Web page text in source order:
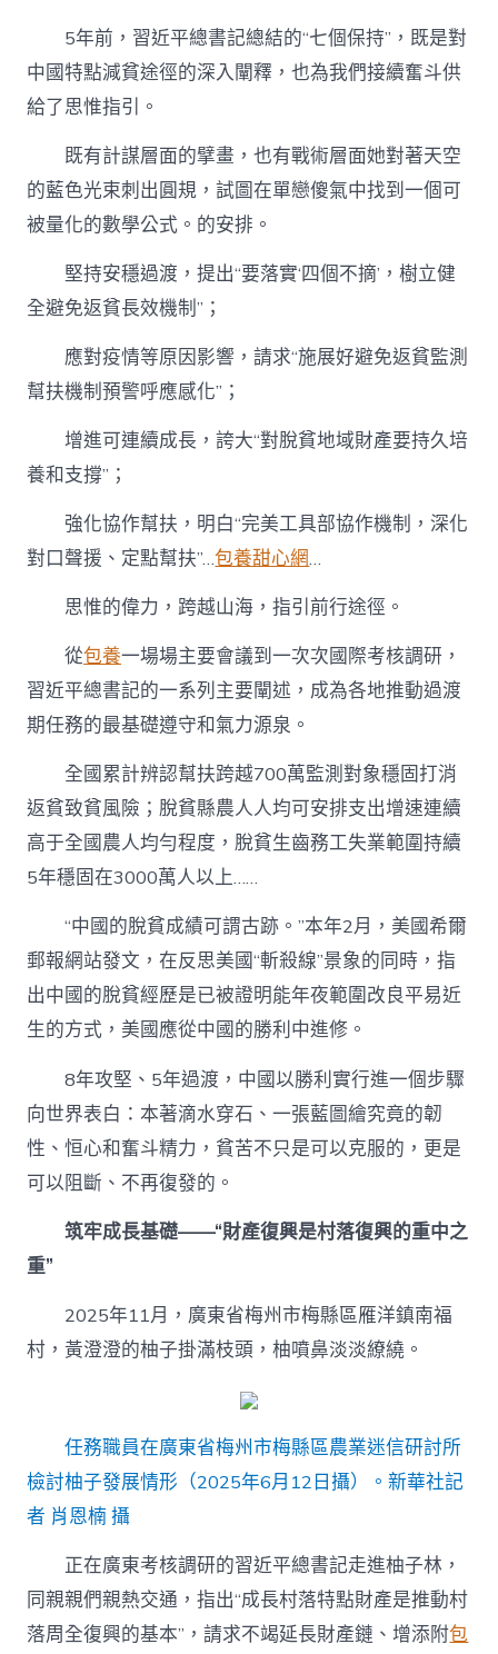
5年前，習近平總書記總結的“七個保持”，既是對
中國特點減貧途徑的深入闡釋，也為我們接續奮斗供
給了思惟指引。
既有計謀層面的擘畫，也有戰術層面她對著天空
的藍色光束刺出圓規，試圖在單戀傻氣中找到一個可
被量化的數學公式。的安排。
堅持安穩過渡，提出“要落實‘四個不摘’，樹立健
全避免返貧長效機制”；
應對疫情等原因影響，請求“施展好避免返貧監測
幫扶機制預警呼應感化”；
增進可連續成長，誇大“對脫貧地域財產要持久培
養和支撐”；
強化協作幫扶，明白“完美工具部協作機制，深化
對口聲援、定點幫扶”…包養甜心網…
思惟的偉力，跨越山海，指引前行途徑。
從包養一場場主要會議到一次次國際考核調研，
習近平總書記的一系列主要闡述，成為各地推動過渡
期任務的最基礎遵守和氣力源泉。
全國累計辨認幫扶跨越700萬監測對象穩固打消
返貧致貧風險；脫貧縣農人人均可安排支出增速連續
高于全國農人均勻程度，脫貧生齒務工失業範圍持續
5年穩固在3000萬人以上……
“中國的脫貧成績可謂古跡。”本年2月，美國希爾
郵報網站發文，在反思美國“斬殺線”景象的同時，指
出中國的脫貧經歷是已被證明能年夜範圍改良平易近
生的方式，美國應從中國的勝利中進修。
8年攻堅、5年過渡，中國以勝利實行進一個步驟
向世界表白：本著滴水穿石、一張藍圖繪究竟的韌
性、恒心和奮斗精力，貧苦不只是可以克服的，更是
可以阻斷、不再復發的。
筑牢成長基礎——“財產復興是村落復興的重中之
重”
2025年11月，廣東省梅州市梅縣區雁洋鎮南福
村，黃澄澄的柚子掛滿枝頭，柚噴鼻淡淡繚繞。
任務職員在廣東省梅州市梅縣區農業迷信研討所
檢討柚子發展情形（2025年6月12日攝）。新華社記
者 肖恩楠 攝
正在廣東考核調研的習近平總書記走進柚子林，
同親親們親熱交通，指出“成長村落特點財產是推動村
落周全復興的基本”，請求不竭延長財產鏈、增添附包